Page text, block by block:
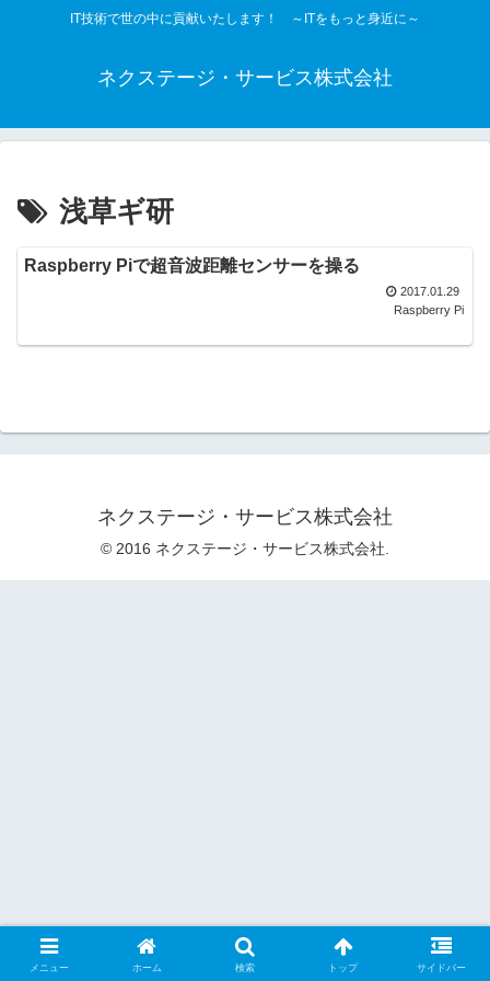
IT技術で世の中に貢献いたします！ ～ITをもっと身近に～
ネクステージ・サービス株式会社
浅草ギ研
Raspberry Piで超音波距離センサーを操る
2017.01.29
Raspberry Pi
ネクステージ・サービス株式会社
© 2016 ネクステージ・サービス株式会社.
メニュー ホーム 検索 トップ サイドバー